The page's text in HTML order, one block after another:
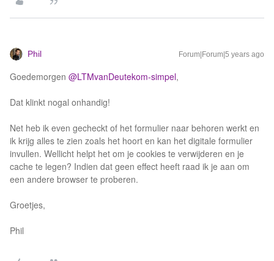
Phil Forum|Forum|5 years ago
Goedemorgen @LTMvanDeutekom-simpel,
Dat klinkt nogal onhandig!
Net heb ik even gecheckt of het formulier naar behoren werkt en
ik krijg alles te zien zoals het hoort en kan het digitale formulier
invullen. Wellicht helpt het om je cookies te verwijderen en je
cache te legen? Indien dat geen effect heeft raad ik je aan om
een andere browser te proberen.
Groetjes,
Phil